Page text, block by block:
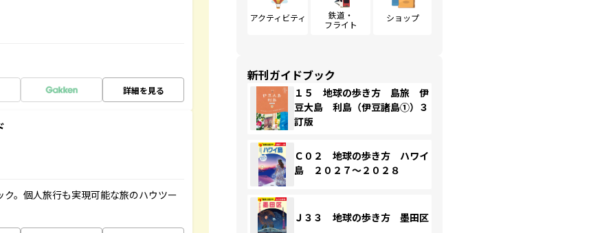
詳細を見る
。個人旅行も実現可能な旅のハウツー
アクティビティ
鉄道・
フライト
ショップ
新刊ガイドブック
１５ 地球の歩き方 島旅 伊
豆大島 利島（伊豆諸島①）３
訂版
Ｃ０２ 地球の歩き方 ハワイ
島 ２０２７～２０２８
Ｊ３３ 地球の歩き方 墨田区